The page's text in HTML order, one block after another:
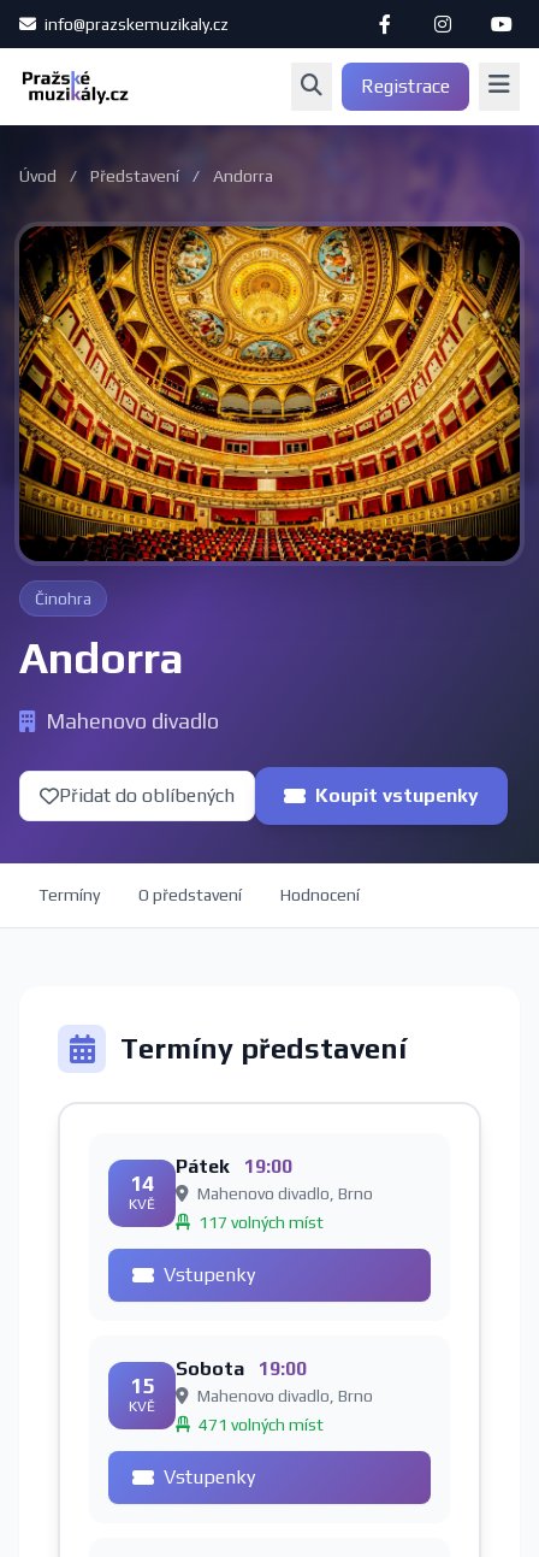
info@prazskemuzikaly.cz
Registrace
Úvod / Představení / Andorra
Činohra
Andorra
Mahenovo divadlo
Přidat do oblíbených Koupit vstupenky
Termíny O představení Hodnocení
Termíny představení
14
KVĚ
Pátek 19:00
Mahenovo divadlo, Brno
117 volných míst
Vstupenky
15
KVĚ
Sobota 19:00
Mahenovo divadlo, Brno
471 volných míst
Vstupenky